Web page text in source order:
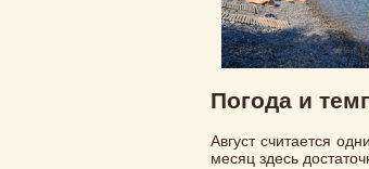
Погода и
Август считается
месяц здесь